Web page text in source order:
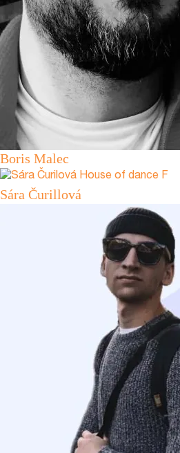
Boris Malec
Sára Čurillová